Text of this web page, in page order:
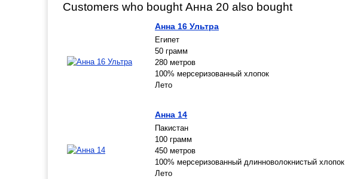
Customers who bought Анна 20 also bought
Анна 16 Ультра
Египет
50 грамм
280 метров
100% мерсеризованный хлопок
Лето
Анна 14
Пакистан
100 грамм
450 метров
100% мерсеризованный длинноволокнистый хлопок
Лето